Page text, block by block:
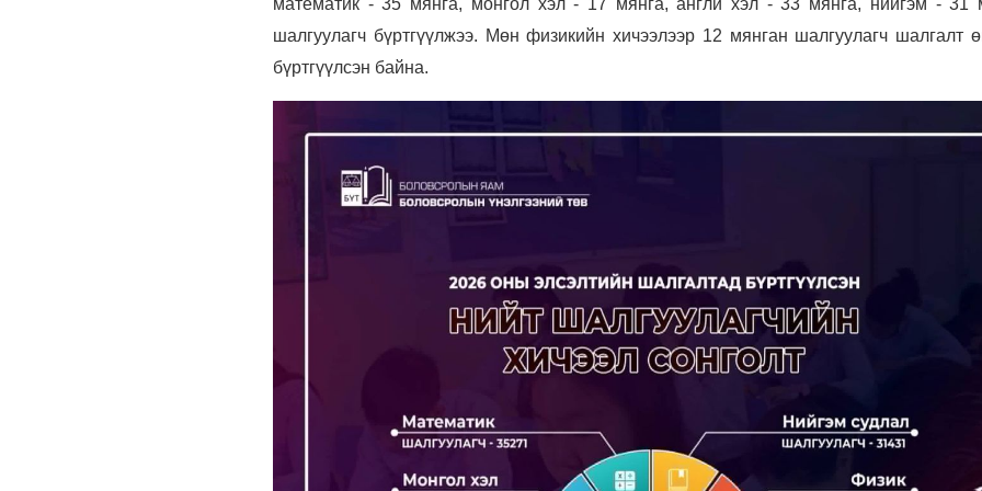
математик - 35 мянга, монгол хэл - 17 мянга, англи хэл - 33 мянга, нийгэм - 31
шалгуулагч бүртгүүлжээ. Мөн физикийн хичээлээр 12 мянган шалгуулагч шалгалт
бүртгүүлсэн байна.